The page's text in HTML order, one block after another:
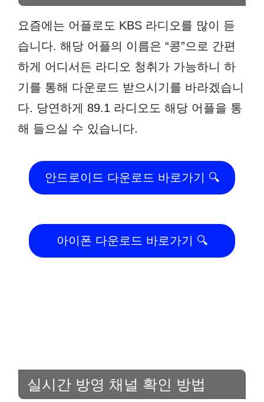
요즘에는 어플로도 KBS 라디오를 많이 듣
습니다. 해당 어플의 이름은 “콩”으로 간편
하게 어디서든 라디오 청취가 가능하니 하
기를 통해 다운로드 받으시기를 바라겠습니
다. 당연하게 89.1 라디오도 해당 어플을 통
해 들으실 수 있습니다.
안드로이드 다운로드 바로가기 🔍
아이폰 다운로드 바로가기 🔍
실시간 방영 채널 확인 방법